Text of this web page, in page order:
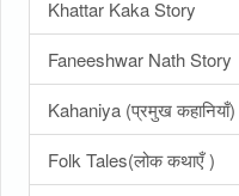
Khattar Kaka Story
Faneeshwar Nath Story
Kahaniya (प्रमुख कहानियाँ)
Folk Tales(लोक कथाएँ )